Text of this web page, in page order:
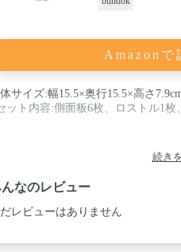
Amazonで
サイズ:幅15.5×奥行15.5×高さ
ット内容:側面板6枚、ロストル1枚
続き
なのレビュー
レビューはありません